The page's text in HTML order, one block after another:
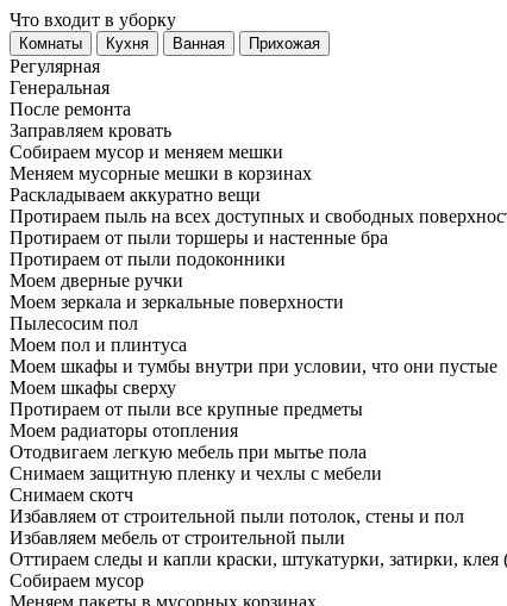
Что входит в уборку
Регу­лярная
Гене­ральная
После ремонта
Заправляем кровать
Собираем мусор и меняем мешки
Меняем мусорные мешки в корзинах
Раскладываем аккуратно вещи
Протираем пыль на всех доступных и свободных
Протираем от пыли торшеры и настенные бра
Протираем от пыли подоконники
Моем дверные ручки
Моем зеркала и зеркальные поверхности
Пылесосим пол
Моем пол и плинтуса
Моем шкафы и тумбы внутри при условии, что они пустые
Моем шкафы сверху
Протираем от пыли все крупные предметы
Моем радиаторы отопления
Отодвигаем легкую мебель при мытье пола
Снимаем защитную пленку и чехлы с мебели
Снимаем скотч
Избавляем от строительной пыли потолок, стены и пол
Избавляем мебель от строительной пыли
Оттираем следы и капли краски, штукатурки, затирки,
Собираем мусор
Меняем пакеты в мусорных корзинах